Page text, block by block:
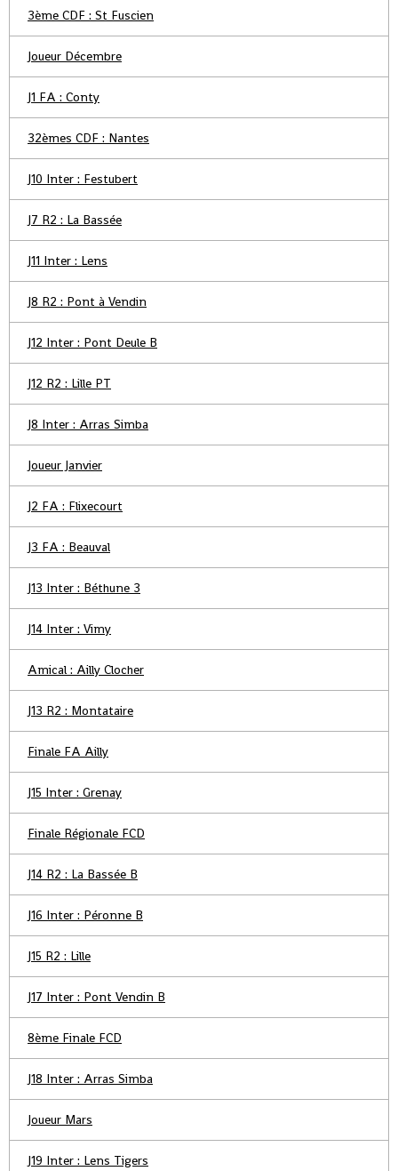
3ème CDF : St Fuscien
Joueur Décembre
J1 FA : Conty
32èmes CDF : Nantes
J10 Inter : Festubert
J7 R2 : La Bassée
J11 Inter : Lens
J8 R2 : Pont à Vendin
J12 Inter : Pont Deule B
J12 R2 : Lille PT
J8 Inter : Arras Simba
Joueur Janvier
J2 FA : Flixecourt
J3 FA : Beauval
J13 Inter : Béthune 3
J14 Inter : Vimy
Amical : Ailly Clocher
J13 R2 : Montataire
Finale FA Ailly
J15 Inter : Grenay
Finale Régionale FCD
J14 R2 : La Bassée B
J16 Inter : Péronne B
J15 R2 : Lille
J17 Inter : Pont Vendin B
8ème Finale FCD
J18 Inter : Arras Simba
Joueur Mars
J19 Inter : Lens Tigers